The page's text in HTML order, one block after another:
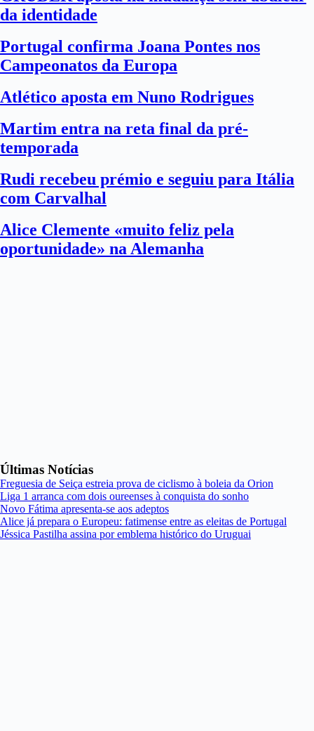
da identidade
Portugal confirma Joana Pontes nos
Campeonatos da Europa
Atlético aposta em Nuno Rodrigues
Martim entra na reta final da pré-
temporada
Rudi recebeu prémio e seguiu para Itália
com Carvalhal
Alice Clemente «muito feliz pela
oportunidade» na Alemanha
Últimas Notícias
Freguesia de Seiça estreia prova de ciclismo à boleia da Orion
Liga 1 arranca com dois oureenses à conquista do sonho
Novo Fátima apresenta-se aos adeptos
Alice já prepara o Europeu: fatimense entre as eleitas de Portugal
Jéssica Pastilha assina por emblema histórico do Uruguai